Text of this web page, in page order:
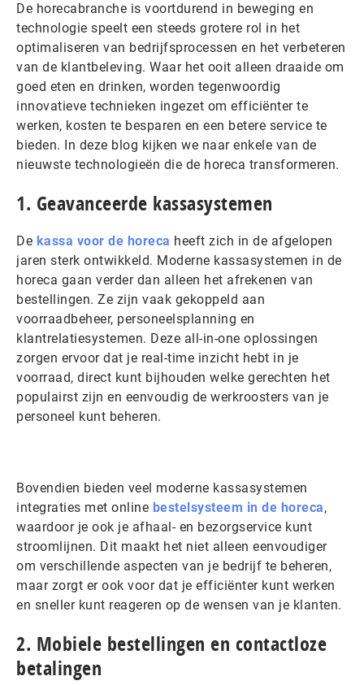
De horecabranche is voortdurend in beweging en
technologie speelt een steeds grotere rol in het
optimaliseren van bedrijfsprocessen en het verbeteren
van de klantbeleving. Waar het ooit alleen draaide om
goed eten en drinken, worden tegenwoordig
innovatieve technieken ingezet om efficiënter te
werken, kosten te besparen en een betere service te
bieden. In deze blog kijken we naar enkele van de
nieuwste technologieën die de horeca transformeren.
1. Geavanceerde kassasystemen
De kassa voor de horeca heeft zich in de afgelopen
jaren sterk ontwikkeld. Moderne kassasystemen in de
horeca gaan verder dan alleen het afrekenen van
bestellingen. Ze zijn vaak gekoppeld aan
voorraadbeheer, personeelsplanning en
klantrelatiesystemen. Deze all-in-one oplossingen
zorgen ervoor dat je real-time inzicht hebt in je
voorraad, direct kunt bijhouden welke gerechten het
populairst zijn en eenvoudig de werkroosters van je
personeel kunt beheren.
Bovendien bieden veel moderne kassasystemen
integraties met online bestelsysteem in de horeca,
waardoor je ook je afhaal- en bezorgservice kunt
stroomlijnen. Dit maakt het niet alleen eenvoudiger
om verschillende aspecten van je bedrijf te beheren,
maar zorgt er ook voor dat je efficiënter kunt werken
en sneller kunt reageren op de wensen van je klanten.
2. Mobiele bestellingen en contactloze
betalingen